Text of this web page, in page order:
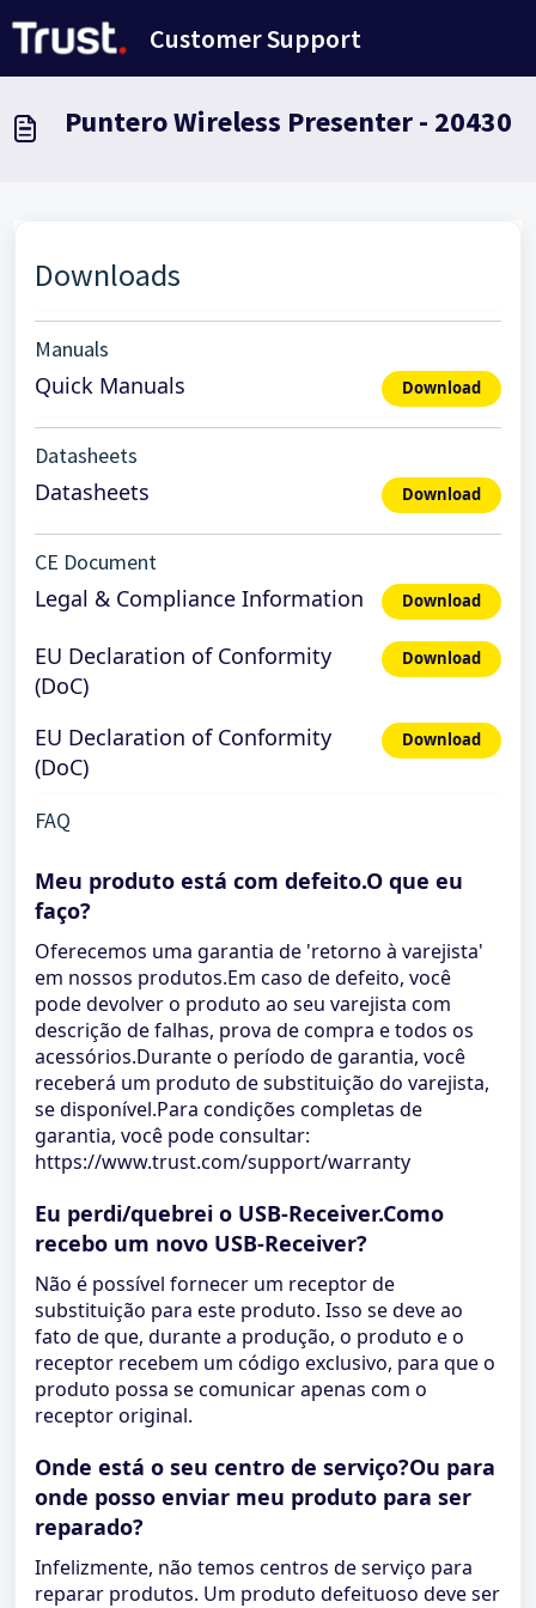
Customer Support
Puntero Wireless Presenter - 20430
Downloads
Manuals
Quick Manuals Download
Datasheets
Datasheets Download
CE Document
Legal & Compliance Information Download
EU Declaration of Conformity
(DoC)
Download
EU Declaration of Conformity
(DoC)
Download
FAQ
Meu produto está com defeito.O que eu
faço?
Oferecemos uma garantia de 'retorno à varejista'
em nossos produtos.Em caso de defeito, você
pode devolver o produto ao seu varejista com
descrição de falhas, prova de compra e todos os
acessórios.Durante o período de garantia, você
receberá um produto de substituição do varejista,
se disponível.Para condições completas de
garantia, você pode consultar:
https://www.trust.com/support/warranty
Eu perdi/quebrei o USB-Receiver.Como
recebo um novo USB-Receiver?
Não é possível fornecer um receptor de
substituição para este produto. Isso se deve ao
fato de que, durante a produção, o produto e o
receptor recebem um código exclusivo, para que o
produto possa se comunicar apenas com o
receptor original.
Onde está o seu centro de serviço?Ou para
onde posso enviar meu produto para ser
reparado?
Infelizmente, não temos centros de serviço para
reparar produtos. Um produto defeituoso deve ser